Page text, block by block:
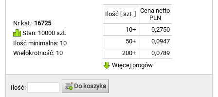
Nr kat.: 16725
Stan: 10000 szt.
Ilość minimalna: 10
Wielokrotność: 10
Ilość [ szt. ]
Cena netto
PLN
10+
0,2750
50+
0,0947
200+
0,0789
Więcej progów
Ilość: Do koszyka